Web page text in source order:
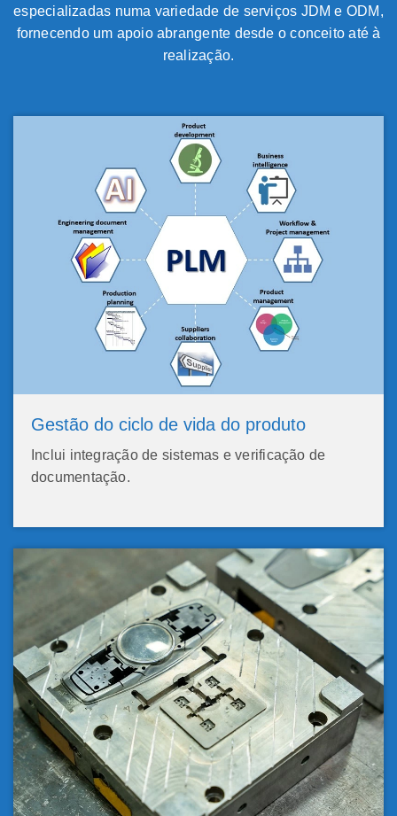
especializadas numa variedade de serviços JDM e ODM,
fornecendo um apoio abrangente desde o conceito até à
realização.
Gestão do ciclo de vida do produto
Inclui integração de sistemas e verificação de
documentação.